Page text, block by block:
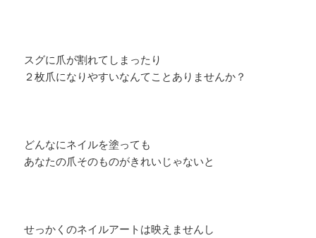
スグに爪が割れてしまったり
２枚爪になりやすいなんてことありませんか？
どんなにネイルを塗っても
あなたの爪そのものがきれいじゃないと
せっかくのネイルアートは映えませんし